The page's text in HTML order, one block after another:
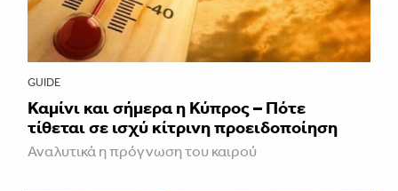
GUIDE
Καμίνι και σήμερα η Κύπρος – Πότε
τίθεται σε ισχύ κίτρινη προειδοποίηση
Αναλυτικά η πρόγνωση του καιρού